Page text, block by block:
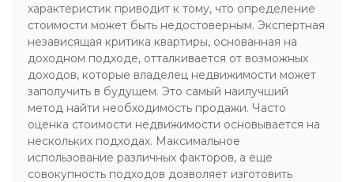
характеристик приводит к тому, что определение
стоимости может быть недостоверным. Экспертная
независящая критика квартиры, основанная на
доходном подходе, отталкивается от возможных
доходов, которые владелец недвижимости может
заполучить в будущем. Это самый наилучший
метод найти необходимость продажи. Часто
оценка стоимости недвижимости основывается на
нескольких подходах. Максимальное
использование различных факторов, а еще
совокупность подходов дозволяет изготовить